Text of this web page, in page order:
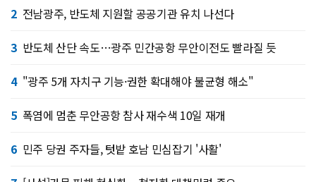
2 전남광주, 반도체 지원할 공공기관 유치 나선다
3 반도체 산단 속도…광주 민간공항 무안이전도 빨라질 듯
4 "광주 5개 자치구 기능·권한 확대해야 불균형 해소"
5 폭염에 멈춘 무안공항 참사 재수색 10일 재개
6 민주 당권 주자들, 텃밭 호남 민심잡기 '사활'